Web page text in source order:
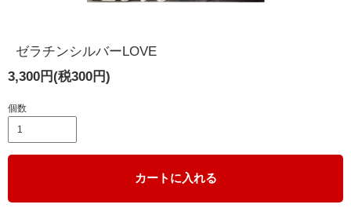
ゼラチンシルバーLOVE
3,300円(税300円)
個数
カートに入れる